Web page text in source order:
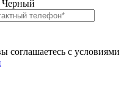
с условиями